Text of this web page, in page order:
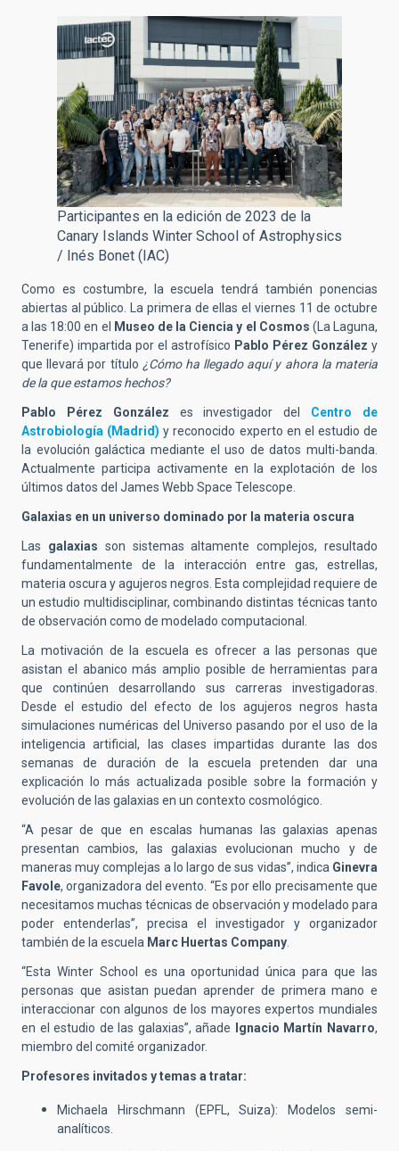
Participantes en la edición de 2023 de la
Canary Islands Winter School of Astrophysics
/ Inés Bonet (IAC)
Como es costumbre, la escuela tendrá también ponencias
abiertas al público. La primera de ellas el viernes 11 de octubre
a las 18:00 en el
Museo de la Ciencia y el Cosmos (La Laguna,
Tenerife) impartida por el astrofísico Pablo Pérez González y
que llevará por título ¿Cómo ha llegado aquí y ahora la materia
de la que estamos hechos?
Pablo Pérez González es investigador del Centro de
Astrobiología (Madrid) y reconocido experto en el estudio de
la evolución galáctica mediante el uso de datos multi-banda.
Actualmente participa activamente en la explotación de los
últimos datos del James Webb Space Telescope.
Galaxias en un universo dominado por la materia oscura
Las galaxias son sistemas altamente complejos, resultado
fundamentalmente de la interacción entre gas, estrellas,
materia oscura y agujeros negros. Esta complejidad requiere de
un estudio multidisciplinar, combinando distintas técnicas tanto
de observación como de modelado computacional.
La motivación de la escuela es ofrecer a las personas que
asistan el abanico más amplio posible de herramientas para
que continúen desarrollando sus carreras investigadoras.
Desde el estudio del efecto de los agujeros negros hasta
simulaciones numéricas del Universo pasando por el uso de la
inteligencia artificial, las clases impartidas durante las dos
semanas de duración de la escuela pretenden dar una
explicación lo más actualizada posible sobre la formación y
evolución de las galaxias en un contexto cosmológico.
“A pesar de que en escalas humanas las galaxias apenas
presentan cambios, las galaxias evolucionan mucho y de
maneras muy complejas a lo largo de sus vidas”, indica Ginevra
Favole, organizadora del evento. “Es por ello precisamente que
necesitamos muchas técnicas de observación y modelado para
poder entenderlas”, precisa el investigador y organizador
también de la escuela Marc Huertas Company
“Esta Winter School es una oportunidad única para que las
personas que asistan puedan aprender de primera mano e
interaccionar con algunos de los mayores expertos mundiales
en el estudio de las galaxias”, añade
Ignacio Martín Navarro,
miembro del comité organizador.
Profesores invitados y temas a tratar:
Michaela Hirschmann (EPFL, Suiza): Modelos semi-
analíticos.